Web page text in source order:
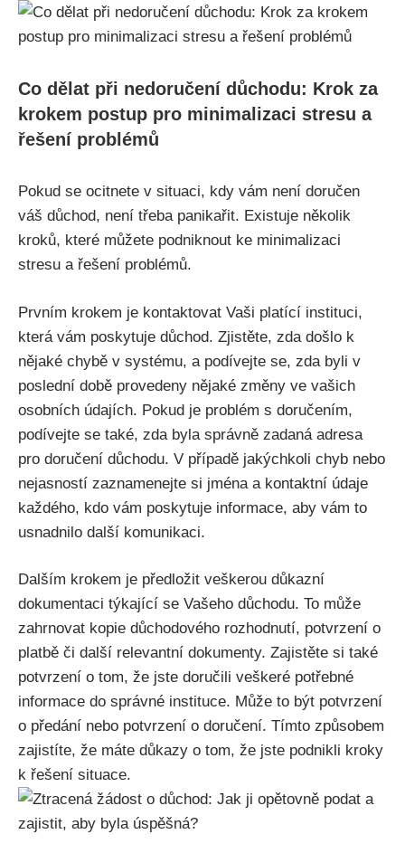
Co dělat při nedoručení důchodu: Krok za
krokem postup pro minimalizaci stresu a
řešení problémů
Pokud se ocitnete v situaci, kdy vám není doručen
váš důchod, není třeba panikařit. Existuje několik
kroků, které můžete podniknout ke minimalizaci
stresu a řešení problémů.
Prvním krokem je kontaktovat Vaši platící instituci,
která vám poskytuje důchod. Zjistěte, zda došlo k
nějaké chybě v systému, a podívejte se, zda byli v
poslední době provedeny nějaké změny ve vašich
osobních údajích. Pokud je problém s doručením,
podívejte se také, zda byla správně zadaná adresa
pro doručení důchodu. V případě jakýchkoli chyb nebo
nejasností zaznamenejte si jména a kontaktní údaje
každého, kdo vám poskytuje informace, aby vám to
usnadnilo další komunikaci.
Dalším krokem je předložit veškerou důkazní
dokumentaci týkající se Vašeho důchodu. To může
zahrnovat kopie důchodového rozhodnutí, potvrzení o
platbě či další relevantní dokumenty. Zajistěte si také
potvrzení o tom, že jste doručili veškeré potřebné
informace do správné instituce. Může to být potvrzení
o předání nebo potvrzení o doručení. Tímto způsobem
zajistíte, že máte důkazy o tom, že jste podnikli kroky
k řešení situace.